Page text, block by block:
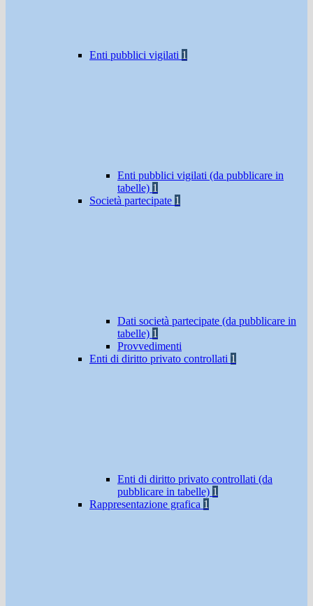
Enti pubblici vigilati 1
Enti pubblici vigilati (da pubblicare in
tabelle) 1
Società partecipate 1
Dati società partecipate (da pubblicare in
tabelle) 1
Provvedimenti
Enti di diritto privato controllati 1
Enti di diritto privato controllati (da
pubblicare in tabelle) 1
Rappresentazione grafica 1